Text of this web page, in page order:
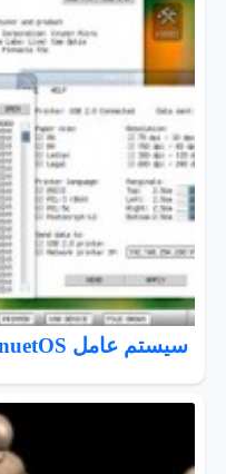
سیستم عامل MenuetOS